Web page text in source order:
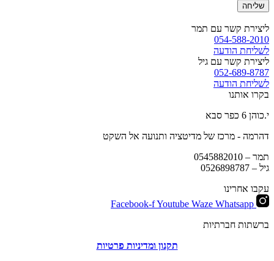
שליחה
ליצירת קשר עם תמר
054-588-2010
לשליחת הודעה
ליצירת קשר עם גיל
052-689-8787
לשליחת הודעה
בקרו אותנו
י.כוהן 6 כפר סבא
דהרמה - מרכז של מדיטציה ותנועה אל השקט
תמר – 0545882010
גיל – 0526898787
עקבו אחרינו
Facebook-fYoutube Waze Whatsapp
ברשתות חברתיות
תקנון ומדיניות פרטיות